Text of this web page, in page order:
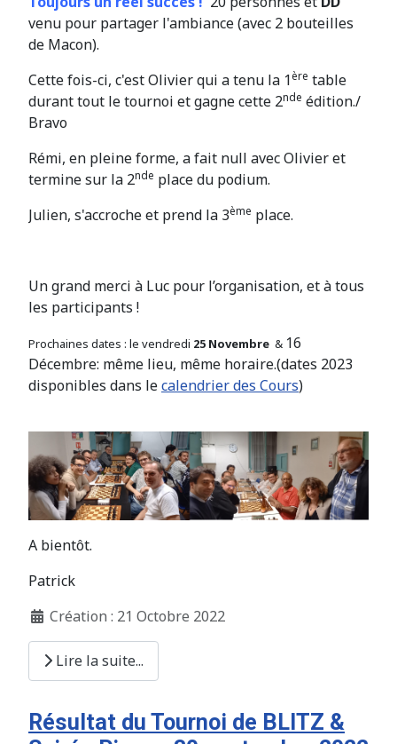
venu pour partager l'ambiance (avec 2 bouteilles
de Macon).
Cette fois-ci, c'est Olivier qui a tenu la 1ère table
durant tout le tournoi et gagne cette 2nde édition./
Bravo
Rémi, en pleine forme, a fait null avec Olivier et
termine sur la 2nde place du podium.
Julien, s'accroche et prend la 3ème place.
Un grand merci à Luc pour l’organisation, et à tous
les participants !
Prochaines dates : le vendredi 25 Novembre & 16
Décembre: même lieu, même horaire.(dates 2023
disponibles dans lecalendrier des Cours)
A bientôt.
Patrick
Création : 21 Octobre 2022
Lire la suite...
Résultat du Tournoi de BLITZ &